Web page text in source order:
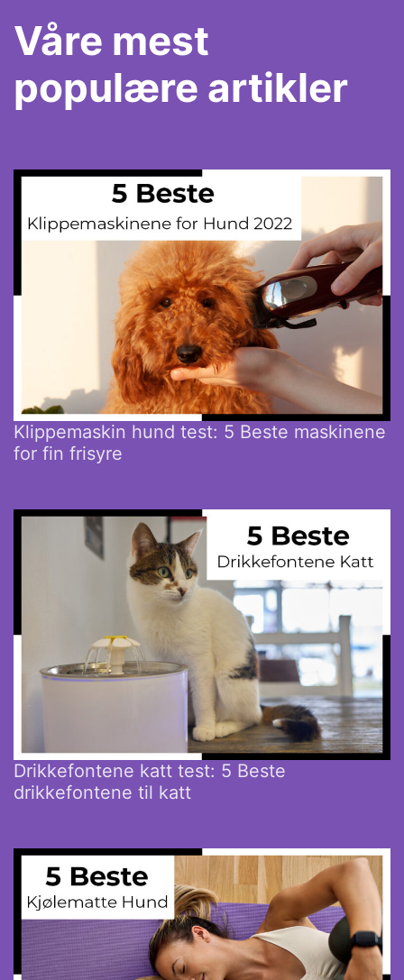
Våre mest
populære artikler
Klippemaskin hund test: 5 Beste maskinene
for fin frisyre
Drikkefontene katt test: 5 Beste
drikkefontene til katt